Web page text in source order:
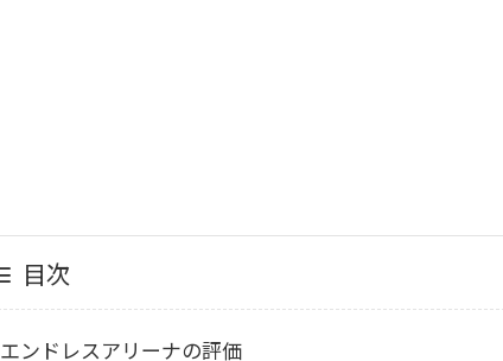
目次
エンドレスアリーナの評価